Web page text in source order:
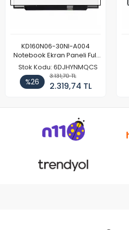
KD160N06-30NI-A004
Notebook Ekran Paneli Full
HD
Stok Kodu: 6DJHYNMQCS
%26
3.131,70 TL
2.319,74 TL